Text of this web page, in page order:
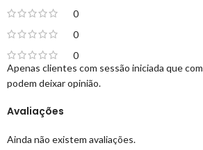
0
0
0
Avaliações
Ainda não existem avaliações.
Apenas clientes com sessão iniciada que
podem deixar opinião.